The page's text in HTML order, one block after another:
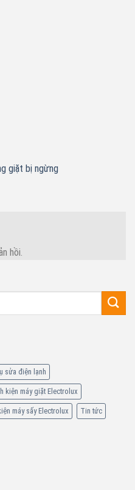
sửa điện lạnh
kiện máy giặt Electrolux
máy sấy Electrolux Tin tức
giặt bị ngừng
hồi.